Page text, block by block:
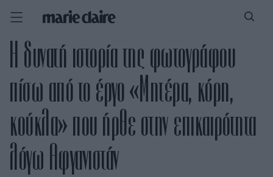
Η δυνατή ιστορία της φωτογράφου
πίσω από το έργο «Μητέρα, κόρη,
κούκλα» που ήρθε στην επικαιρότητα
λόγω Αφγανιστάν